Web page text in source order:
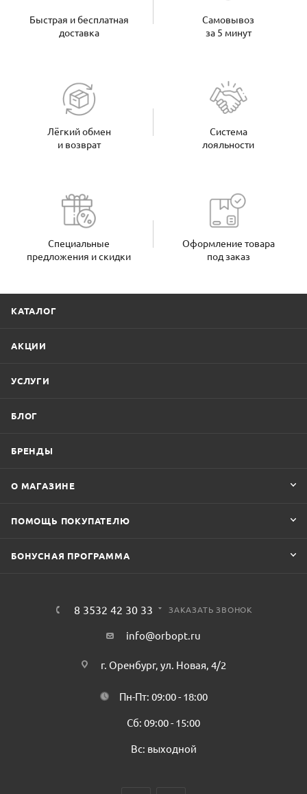
Быстрая и бесплатная
доставка
Самовывоз
за 5 минут
Лёгкий обмен
и возврат
Система
лояльности
Специальные
предложения и скидки
Оформление товара
под заказ
КАТАЛОГ
АКЦИИ
УСЛУГИ
БЛОГ
БРЕНДЫ
О МАГАЗИНЕ
ПОМОЩЬ ПОКУПАТЕЛЮ
БОНУСНАЯ ПРОГРАММА
8 3532 42 30 33 ЗАКАЗАТЬ ЗВОНОК
info@orbopt.ru
г. Оренбург, ул. Новая, 4/2
Пн-Пт: 09:00 - 18:00
Сб: 09:00 - 15:00
Вс: выходной